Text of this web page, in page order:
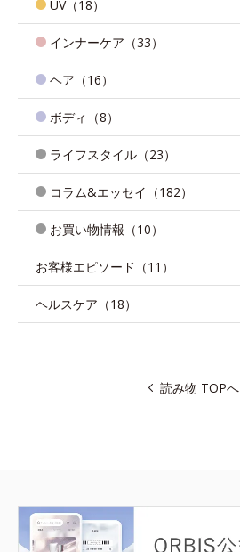
UV（18）
インナーケア（33）
ヘア（16）
ボディ（8）
ライフスタイル（23）
コラム&エッセイ（182）
お買い物情報（10）
お客様エピソード（11）
ヘルスケア（18）
読み物 TOPへ